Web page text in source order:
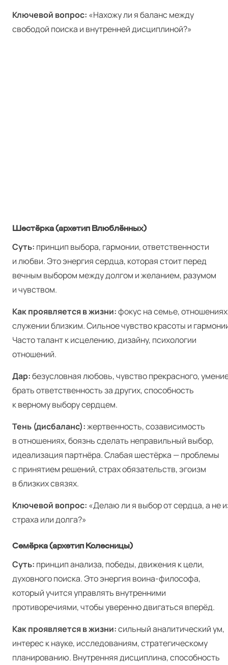
Ключевой вопрос: «Нахожу ли я баланс между
свободой поиска и внутренней дисциплиной?»
Шестёрка (архетип Влюблённых)
Суть: принцип выбора, гармонии, ответственности
и любви. Это энергия сердца, которая стоит перед
вечным выбором между долгом и желанием, разумом
и чувством.
Как проявляется в жизни:фокус на семье,
служении близким. Сильное чувство красоты и
Часто талант к исцелению, дизайну, психологии
отношений.
Дар:безусловная любовь, чувство прекрасного,
брать ответственность за других, способность
к верному выбору сердцем.
Тень (дисбаланс):жертвенность, созависимость
в отношениях, боязнь сделать неправильный выбор,
идеализация партнёра. Слабая шестёрка — проблемы
с принятием решений, страх обязательств, эгоизм
в близких связях.
Ключевой вопрос: «Делаю ли я выбор от сердца, а не
страха или долга?»
Семёрка (архетип Колесницы)
Суть: принцип анализа, победы, движения к цели,
духовного поиска. Это энергия воина-философа,
который учится управлять внутренними
противоречиями, чтобы уверенно двигаться вперёд.
Как проявляется в жизни:сильный аналитический ум,
интерес к науке, исследованиям, стратегическому
планированию. Внутренняя дисциплина, способность